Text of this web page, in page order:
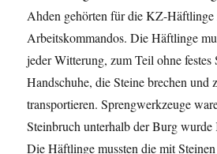
Ahden gehörten für die KZ-Häftlinge
Arbeitskommandos. Die Häftlinge
jeder Witterung, zum Teil ohne
Handschuhe, die Steine brechen und
transportieren. Sprengwerkzeuge
Steinbruch unterhalb der Burg wurde
Die Häftlinge mussten die mit